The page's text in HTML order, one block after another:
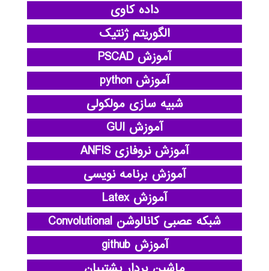
داده کاوی
الگوریتم ژنتیک
آموزش PSCAD
آموزش python
شبیه سازی مولکولی
آموزش GUI
آموزش نروفازی ANFIS
آموزش برنامه نویسی
آموزش Latex
شبکه عصبی کانالوشن Convolutional
آموزش github